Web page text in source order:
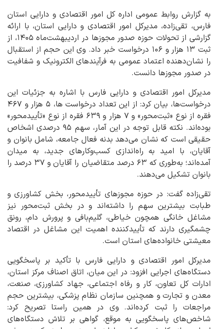
به گزارش روابط عمومی اداره کل امور اقتصادی و دارایی استان
فارس، تقی‌زاده، مدیرکل امور اقتصادی و دارایی استان، با ارائه
گزارشی از تحولات حوزه صدور مجوزها در اردیبهشت‌ماه ۱۴۰۵، از
ثبت ۱۳ هزار و ۱۰۶ درخواست خبر داد. وی این حجم از استقبال
را نشان‌دهنده اعتماد عمومی به فرآیندهای الکترونیک و شفافیت
در صدور مجوزها دانست.
مدیرکل امور اقتصادی و دارایی فارس با اشاره به جزئیات این
درخواست‌ها، بیان کرد: از این تعداد درخواست ها، ۵ هزار و ۴۶۷
فقره از نوع «ثبت‌محور» و ۷ هزار و ۶۳۹ فقره از نوع «تأییدمحور»
بوده‌اند. نکته قابل توجه در این آمار، سهم ۹۵ درصدی اشخاص
حقیقی است که نشان می‌دهد بدنه فعال جامعه، شامل بانوان و
آقایان، با امید به راه‌اندازی کسب‌وکارهای جدید، به میدان
آمده‌اند؛ به‌طوری که ۶۳ درصد متقاضیان را آقایان و ۳۷ درصد را
بانوان تشکیل می‌دهند.
تقی‌زاده گفت: در حوزه مجوزهای تأییدمحور، بخش کشاورزی و
طبابت بیشترین سهم را داشته‌اند و در بخش ثبت‌محور نیز
مشاغل خانگی همچون خیاطی، گلیم‌بافی و پرورش دام، رونق
چشمگیری دارند که تأییدکننده اهمیت این مشاغل در اقتصاد
معیشتی خانواده‌های استان است.
مدیرکل امور اقتصادی و دارایی فارس با تأکید بر پاسخگویی
دستگاه‌های اجرایی افزود: در این میان، اتاق اصناف مرکز استان،
ادارات کل تعاون، کار و رفاه اجتماعی، جهاد کشاورزی، صنعت،
معدن و تجارت و همچنین سازمان نظام پزشکی، بیشترین حجم
مراجعات را ثبت کرده‌اند. وی در همین راستا تصریح کرد:
شاخص‌های پاسخگویی به موقع، گواهی بر تلاش دستگاه‌های